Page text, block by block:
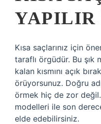
YAPILIR
Kısa saçlarınız için
taraflı örgüdür. Bu şık
kalan kısmını açık
örüyorsunuz. Doğru
örmek hiç de zor
modelleri ile son
elde edebilirsiniz.